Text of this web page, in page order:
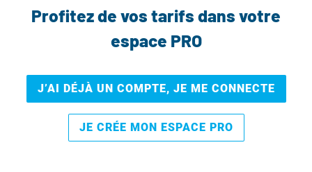
Profitez de vos tarifs dans votre
espace PRO
J’AI DÉJÀ UN COMPTE, JE ME CONNECTE
JE CRÉE MON ESPACE PRO